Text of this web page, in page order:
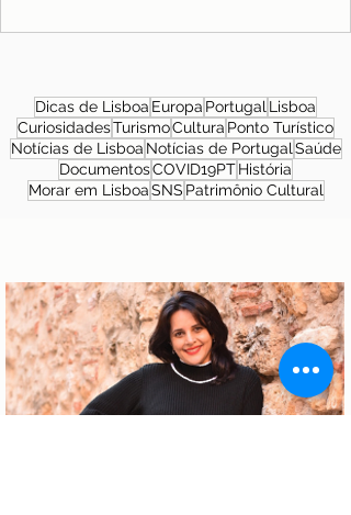
Dicas de Lisboa Europa Portugal Lisboa
CuriosidadesTurismoCultura Ponto Turístico
Notícias de Lisboa Notícias de Portugal Saúde
DocumentosCOVID19PTHistória
Morar em LisboaSNS Patrimônio Cultural